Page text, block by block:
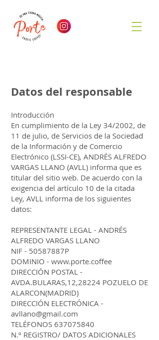
Datos del responsable
Introducción
En cumplimiento de la Ley 34/2002, de
11 de julio, de Servicios de la Sociedad
de la Información y de Comercio
Electrónico (LSSI-CE), ANDRÉS ALFREDO
VARGAS LLANO (AVLL) informa que es
titular del sitio web. De acuerdo con la
exigencia del artículo 10 de la citada
Ley, AVLL informa de los siguientes
datos:
REPRESENTANTE LEGAL - ANDRÉS
ALFREDO VARGAS LLANO
NIF - 50587887P
DOMINIO - www.porte.coffee
DIRECCIÓN POSTAL -
AVDA.BULARAS,12,28224 POZUELO DE
ALARCON(MADRID)
DIRECCIÓN ELECTRÓNICA -
avllano@gmail.com
TELÉFONOS 637075840
N.º REGISTRO/ DATOS ADICIONALES